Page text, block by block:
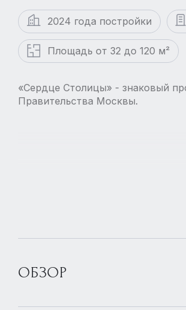
2024 года постройки
Площадь от 32 до 120 м²
«Сердце Столицы» - знаковый
Правительства Москвы.
ОБЗОР